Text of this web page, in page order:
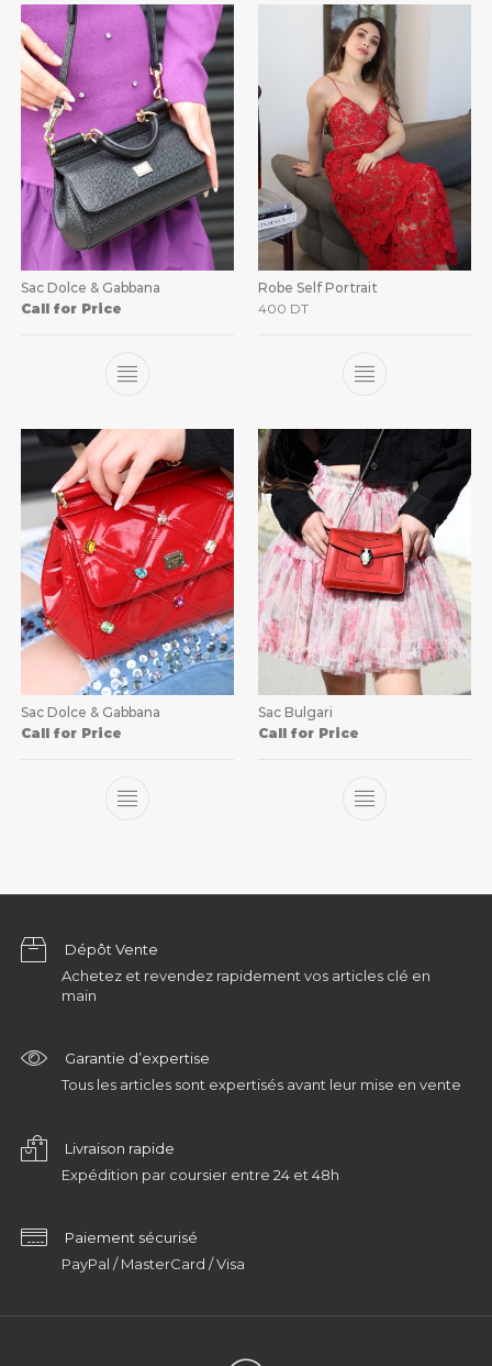
Sac Dolce & Gabbana
Call for Price
Robe Self Portrait
400 DT
Sac Dolce & Gabbana
Call for Price
Sac Bulgari
Call for Price
Dépôt Vente
Achetez et revendez rapidement vos articles clé en
main
Garantie d’expertise
Tous les articles sont expertisés avant leur mise en vente
Livraison rapide
Expédition par coursier entre 24 et 48h
Paiement sécurisé
PayPal / MasterCard / Visa